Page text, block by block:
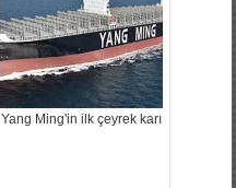
Yang Ming'in ilk çeyrek karı